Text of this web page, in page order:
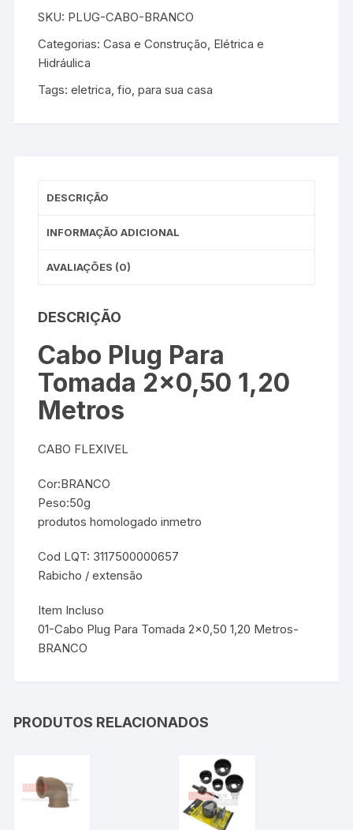
SKU: PLUG-CABO-BRANCO
Categorias:Casa e Construção, Elétrica e
Hidráulica
Tags:eletrica,fio,para sua casa
DESCRIÇÃO
INFORMAÇÃO ADICIONAL
AVALIAÇÕES (0)
DESCRIÇÃO
Cabo Plug Para
Tomada 2×0,50 1,20
Metros
CABO FLEXIVEL
Cor:BRANCO
Peso:50g
produtos homologado inmetro
Cod LQT: 3117500000657
Rabicho / extensão
Item Incluso
01-Cabo Plug Para Tomada 2×0,50 1,20 Metros-
BRANCO
PRODUTOS RELACIONADOS